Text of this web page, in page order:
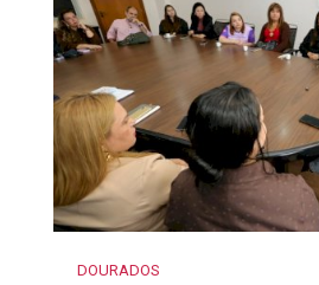
DOURADOS